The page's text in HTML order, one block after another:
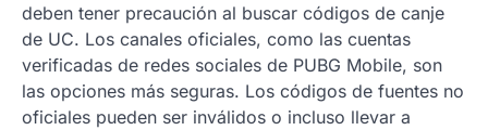
deben tener precaución al buscar códigos de canje
de UC. Los canales oficiales, como las cuentas
verificadas de redes sociales de PUBG Mobile, son
las opciones más seguras. Los códigos de fuentes no
oficiales pueden ser inválidos o incluso llevar a